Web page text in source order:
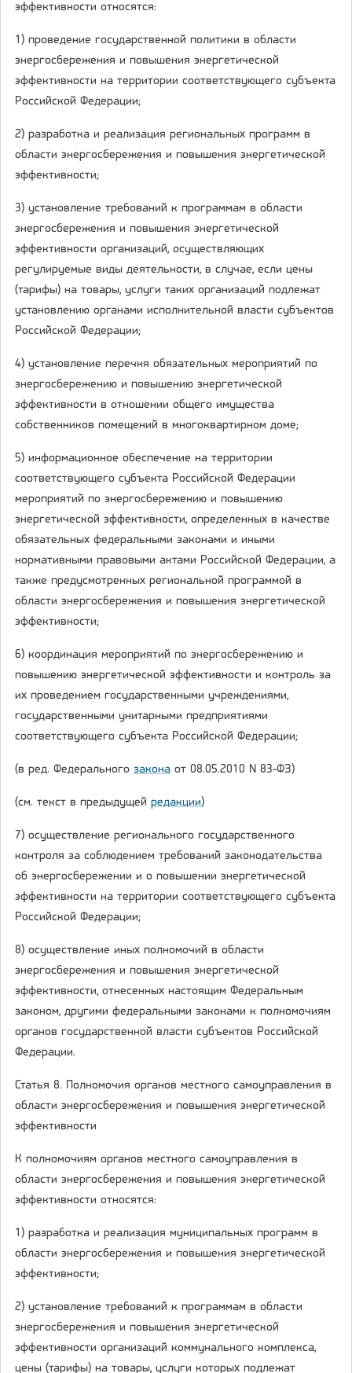
эффективности относятся:
1) проведение государственной политики в области
энергосбережения и повышения энергетической
эффективности на территории соответствующего субъекта
Российской Федерации;
2) разработка и реализация региональных программ в
области энергосбережения и повышения энергетической
эффективности;
3) установление требований к программам в области
энергосбережения и повышения энергетической
эффективности организаций, осуществляющих
регулируемые виды деятельности, в случае, если цены
(тарифы) на товары, услуги таких организаций подлежат
установлению органами исполнительной власти субъектов
Российской Федерации;
4) установление перечня обязательных мероприятий по
энергосбережению и повышению энергетической
эффективности в отношении общего имущества
собственников помещений в многоквартирном доме;
5) информационное обеспечение на территории
соответствующего субъекта Российской Федерации
мероприятий по энергосбережению и повышению
энергетической эффективности, определенных в качестве
обязательных федеральными законами и иными
нормативными правовыми актами Российской Федерации, а
также предусмотренных региональной программой в
области энергосбережения и повышения энергетической
эффективности;
6) координация мероприятий по энергосбережению и
повышению энергетической эффективности и контроль за
их проведением государственными учреждениями,
государственными унитарными предприятиями
соответствующего субъекта Российской Федерации;
(в ред. Федерального закона от 08.05.2010 N 83-ФЗ)
(см. текст в предыдущей редакции)
7) осуществление регионального государственного
контроля за соблюдением требований законодательства
об энергосбережении и о повышении энергетической
эффективности на территории соответствующего субъекта
Российской Федерации;
8) осуществление иных полномочий в области
энергосбережения и повышения энергетической
эффективности, отнесенных настоящим Федеральным
законом, другими федеральными законами к полномочиям
органов государственной власти субъектов Российской
Федерации.
Статья 8. Полномочия органов местного самоуправления в
области энергосбережения и повышения энергетической
эффективности
К полномочиям органов местного самоуправления в
области энергосбережения и повышения энергетической
эффективности относятся:
1) разработка и реализация муниципальных программ в
области энергосбережения и повышения энергетической
эффективности;
2) установление требований к программам в области
энергосбережения и повышения энергетической
эффективности организаций коммунального комплекса,
цены (тарифы) на товары, услуги которых подлежат